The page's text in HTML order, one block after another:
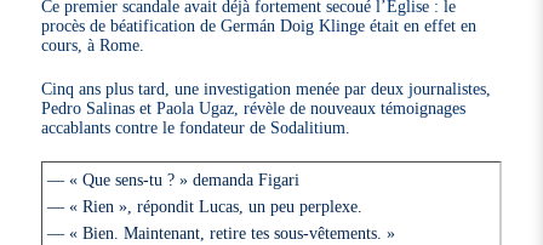
Ce premier scandale avait déjà fortement secoué l’Eglise : le
procès de béatification de Germán Doig Klinge était en effet en
cours, à Rome.
Cinq ans plus tard, une investigation menée par deux journalistes,
Pedro Salinas et Paola Ugaz, révèle de nouveaux témoignages
accablants contre le fondateur de Sodalitium.
— « Que sens-tu ? » demanda Figari
— « Rien », répondit Lucas, un peu perplexe.
— « Bien. Maintenant, retire tes sous-vêtements. »